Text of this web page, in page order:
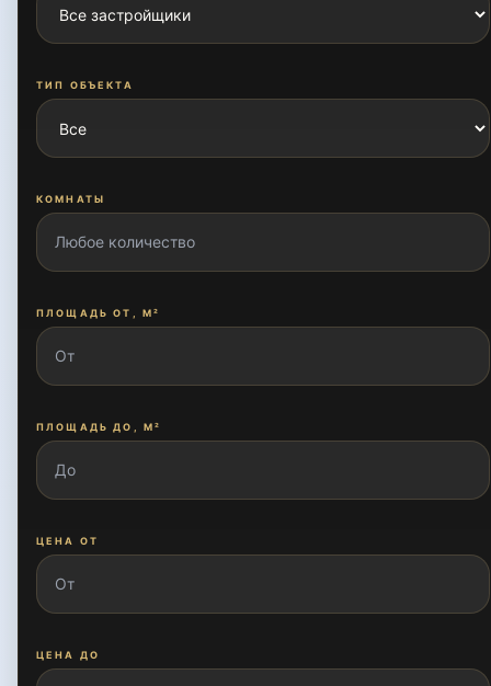
Богишамол
Киёта
ТИП ОБЪЕКТА
КОМНАТЫ
ПЛОЩАДЬ ОТ, М²
ПЛОЩАДЬ ДО, М²
ЦЕНА ОТ
ЦЕНА ДО